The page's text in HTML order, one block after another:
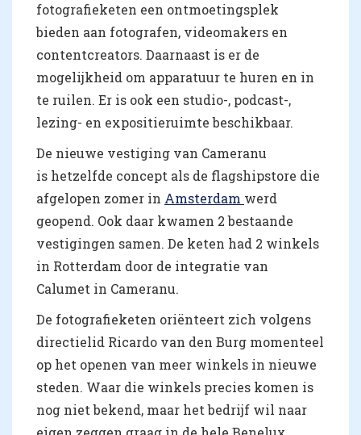
fotografieketen een ontmoetingsplek
bieden aan fotografen, videomakers en
contentcreators. Daarnaast is er de
mogelijkheid om apparatuur te huren en in
te ruilen. Er is ook een studio-, podcast-,
lezing- en expositieruimte beschikbaar.
De nieuwe vestiging van Cameranu
is hetzelfde concept als de flagshipstore die
afgelopen zomer in Amsterdam werd
geopend. Ook daar kwamen 2 bestaande
vestigingen samen. De keten had 2 winkels
in Rotterdam door de integratie van
Calumet in Cameranu.
De fotografieketen oriënteert zich volgens
directielid Ricardo van den Burg momenteel
op het openen van meer winkels in nieuwe
steden. Waar die winkels precies komen is
nog niet bekend, maar het bedrijf wil naar